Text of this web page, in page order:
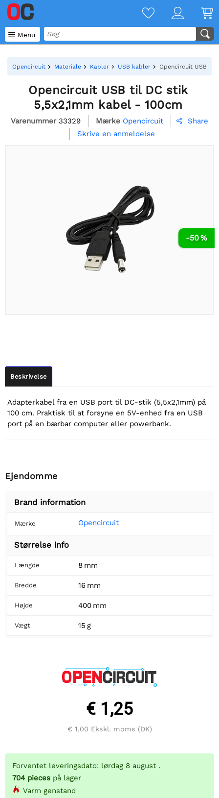
 Menu
Opencircuit Materiale Kabler USB kabler Opencircuit USB til
Opencircuit USB til DC stik
5,5x2,1mm kabel - 100cm
Varenummer 33329 Mærke Opencircuit 
Share
Skrive en anmeldelse
-50 %
Beskrivelse
Adapterkabel fra en USB port til DC-stik (5,5x2,1mm) på
100 cm. Praktisk til at forsyne en 5V-enhed fra en USB
port på en bærbar computer eller powerbank.
Ejendomme
Brand information
Mærke Opencircuit
Størrelse info
Længde 8 mm
Bredde 16 mm
Højde 400 mm
Vægt 15 g
€ 1,25
€ 1,00 Ekskl. moms (DK)
Forventet leveringsdato: lørdag 8 august .
704 pieces på lager
Varm genstand